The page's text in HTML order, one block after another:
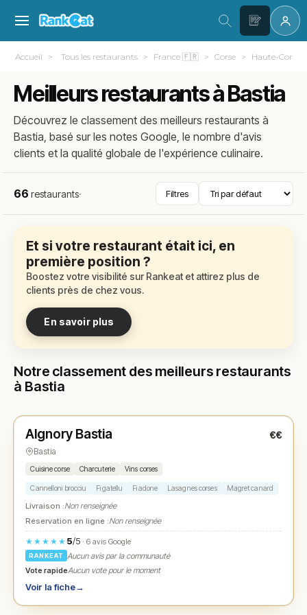
Accueil Tous les restaurants France 🇫🇷 Corse Haute-Corse
Meilleurs restaurants à Bastia
Découvrez le classement des meilleurs restaurants à
Bastia, basé sur les notes Google, le nombre d'avis
clients et la qualité globale de l'expérience culinaire.
66 restaurants· Filtres
Et si votre restaurant était ici, en
première position ?
Boostez votre visibilité sur Rankeat et attirez plus de
clients près de chez vous.
En savoir plus
Notre classement des meilleurs restaurants
à Bastia
★ N° 1
Algnory Bastia €€
Bastia
Cuisine corse Charcuterie Vins corses
Cannelloni brocciu Figatellu Fiadone Lasagnes corses Magret canard
Livraison :Non renseignée
Réservation en ligne :Non renseignée
★★★★★ 5/5· 6 avis Google
RANKEAT
Aucun avis par la communauté
Vote rapideAucun vote pour le moment
Voir la fiche→